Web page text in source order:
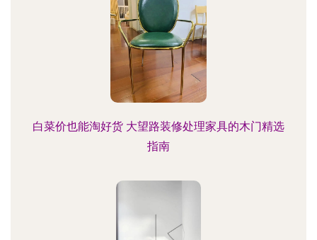
白菜价也能淘好货 大望路装修处理家具的木门精选
指南